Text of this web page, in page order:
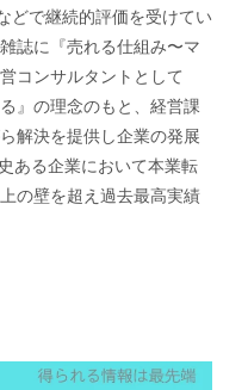
どで継続的評価を受けてい
誌に『売れる仕組み〜マ
コンサルタントとして
』の理念のもと、経営課
解決を提供し企業の発展
ある企業において本業転
の壁を超え過去最高実績